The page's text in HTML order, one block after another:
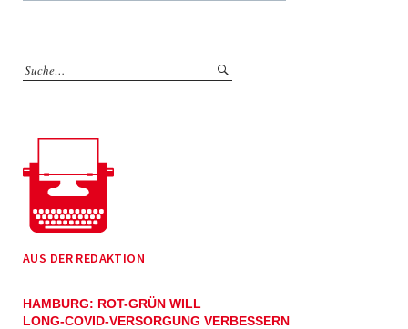
AUS DER REDAKTION
HAMBURG: ROT-GRÜN WILL
LONG-COVID-VERSORGUNG VERBESSERN